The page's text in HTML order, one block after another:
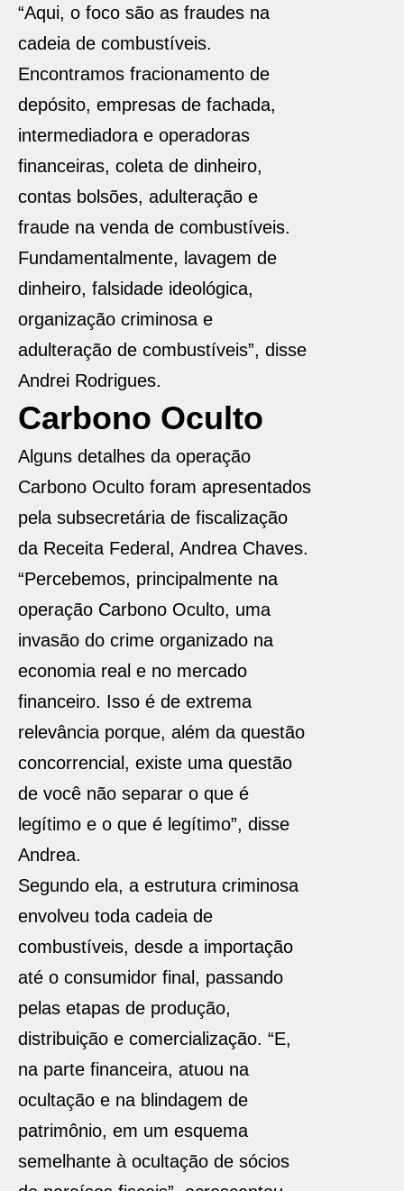
“Aqui, o foco são as fraudes na
cadeia de combustíveis.
Encontramos fracionamento de
depósito, empresas de fachada,
intermediadora e operadoras
financeiras, coleta de dinheiro,
contas bolsões, adulteração e
fraude na venda de combustíveis.
Fundamentalmente, lavagem de
dinheiro, falsidade ideológica,
organização criminosa e
adulteração de combustíveis”, disse
Andrei Rodrigues.
Carbono Oculto
Alguns detalhes da operação
Carbono Oculto foram apresentados
pela subsecretária de fiscalização
da Receita Federal, Andrea Chaves.
“Percebemos, principalmente na
operação Carbono Oculto, uma
invasão do crime organizado na
economia real e no mercado
financeiro. Isso é de extrema
relevância porque, além da questão
concorrencial, existe uma questão
de você não separar o que é
legítimo e o que é legítimo”, disse
Andrea.
Segundo ela, a estrutura criminosa
envolveu toda cadeia de
combustíveis, desde a importação
até o consumidor final, passando
pelas etapas de produção,
distribuição e comercialização. “E,
na parte financeira, atuou na
ocultação e na blindagem de
patrimônio, em um esquema
semelhante à ocultação de sócios